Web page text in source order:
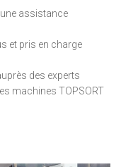
assistance
et pris en charge
des experts
machines TOPSORT